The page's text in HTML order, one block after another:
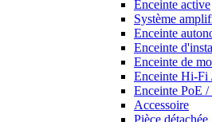
Enceinte active
Système
Enceinte
Enceinte
Enceinte de
Enceinte Hi-Fi
Enceinte PoE /
Accessoire
Pièce détachée